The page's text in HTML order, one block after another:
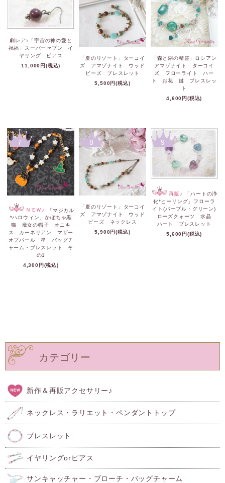
劇レア♪「宇宙の神の愛と
祝福」スーパーセブン イ
ヤリング ピアス
11,000円(税込)
「夏のリゾート」ターコイ
ズ アマゾナイト ウッド
ビーズ ブレスレット
5,500円(税込)
「森と湖の精霊」ロシアン
アマゾナイト ターコイ
ズ フローライト ハー
ト お花 鍵 ブレスレッ
ト
4,600円(税込)
7
ＮＥＷ♪
「マジカル
*ハロウィン」かぼちゃ黒
猫 魔女の帽子 オニキ
ス カーネリアン マザー
オブパール 星 バッグチ
ャーム・ブレスレット そ
の1
4,300円(税込)
8
「夏のリゾート」ターコイ
ズ アマゾナイト ウッド
ビーズ ネックレス
5,900円(税込)
9
再販♪
「ハートの浄
化*ヒーリング」フローラ
イト(パープル・グリーン)
ローズクォーツ 水晶
ハート ブレスレット
5,600円(税込)
カテゴリー
新作＆再販アクセサリー♪
ネックレス・ラリエット・ペンダントトップ
ブレスレット
イヤリングorピアス
サンキャッチャー・ブローチ・バッグチャーム